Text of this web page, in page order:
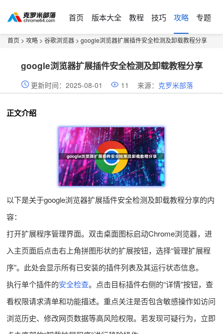
首页 版本大全 教程 技巧 攻略 专题
首页 > 攻略 > 谷歌浏览器 > google浏览器扩展插件安全检测及卸载教程分享
google浏览器扩展插件安全检测及卸载教程分享
更新时间：2025-08-01 11 来源： 克罗米部落
正文介绍
以下是关于google浏览器扩展插件安全检测及卸载教程分享的内
容：
打开扩展程序管理界面。双击桌面图标启动Chrome浏览器，进
入主页面后点击右上角拼图形状的扩展按钮，选择“管理扩展程
序”。此处会显示所有已安装的插件列表及其运行状态信息。
执行单个插件的安全检查。点击目标插件右侧的“详情”按钮，查
看权限请求清单和功能描述。重点关注是否包含敏感操作如访问
浏览历史、修改网页数据等高风险权限。若发现可疑行为，立即